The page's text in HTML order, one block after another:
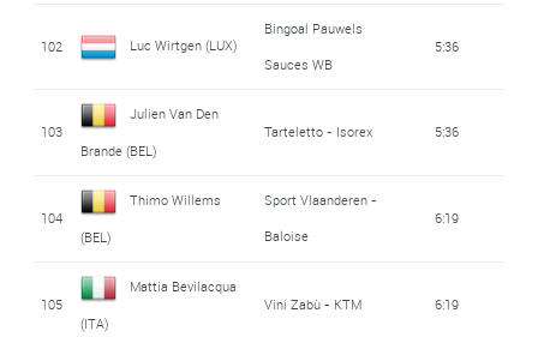
102 Luc Wirtgen (LUX)
Bingoal Pauwels
Sauces WB
5:36
103
Julien Van Den
Brande (BEL)
Tarteletto - Isorex 5:36
104
Thimo Willems
(BEL)
Sport Vlaanderen -
Baloise
6:19
105
Mattia Bevilacqua
(ITA)
Vini Zabù - KTM 6:19